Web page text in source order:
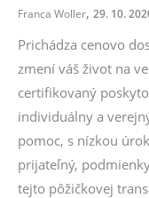
Franca Woller, 29. 10.
Prichádza cenovo
zmení váš život na
certifikovaný
individuálny a
pomoc, s nízkou
prijateľný,
tejto pôžičkovej